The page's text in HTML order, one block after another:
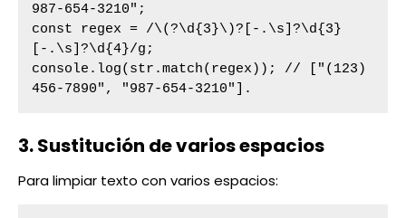
987-654-3210";
const regex = /\(?\d{3}\)?[-.\s]?\d{3}
[-.\s]?\d{4}/g;
console.log(str.match(regex)); // ["(123)
456-7890", "987-654-3210"].
3. Sustitución de varios espacios
Para limpiar texto con varios espacios: